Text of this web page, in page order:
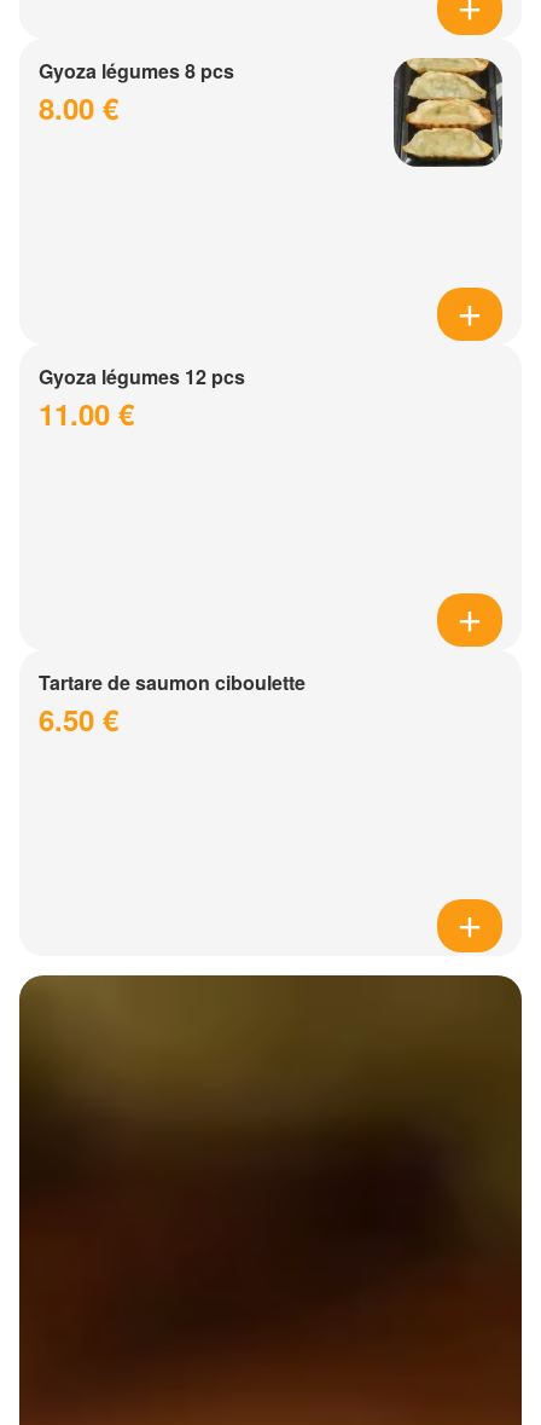
Gyoza légumes 8 pcs
8.00 €
Gyoza légumes 12 pcs
11.00 €
Tartare de saumon ciboulette
6.50 €